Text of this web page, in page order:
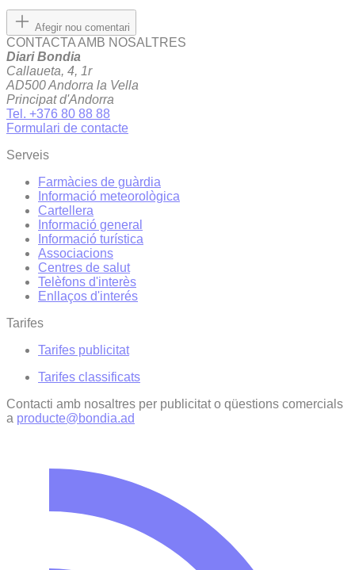
Afegir nou comentari
CONTACTA AMB NOSALTRES
Diari Bondia
Callaueta, 4, 1r
AD500 Andorra la Vella
Principat d'Andorra
Tel. +376 80 88 88
Formulari de contacte
Serveis
Farmàcies de guàrdia
Informació meteorològica
Cartellera
Informació general
Informació turística
Associacions
Centres de salut
Telèfons d'interès
Enllaços d'interés
Tarifes
Tarifes publicitat
Tarifes classificats
Contacti amb nosaltres per publicitat o qüestions comercials
a producte@bondia.ad